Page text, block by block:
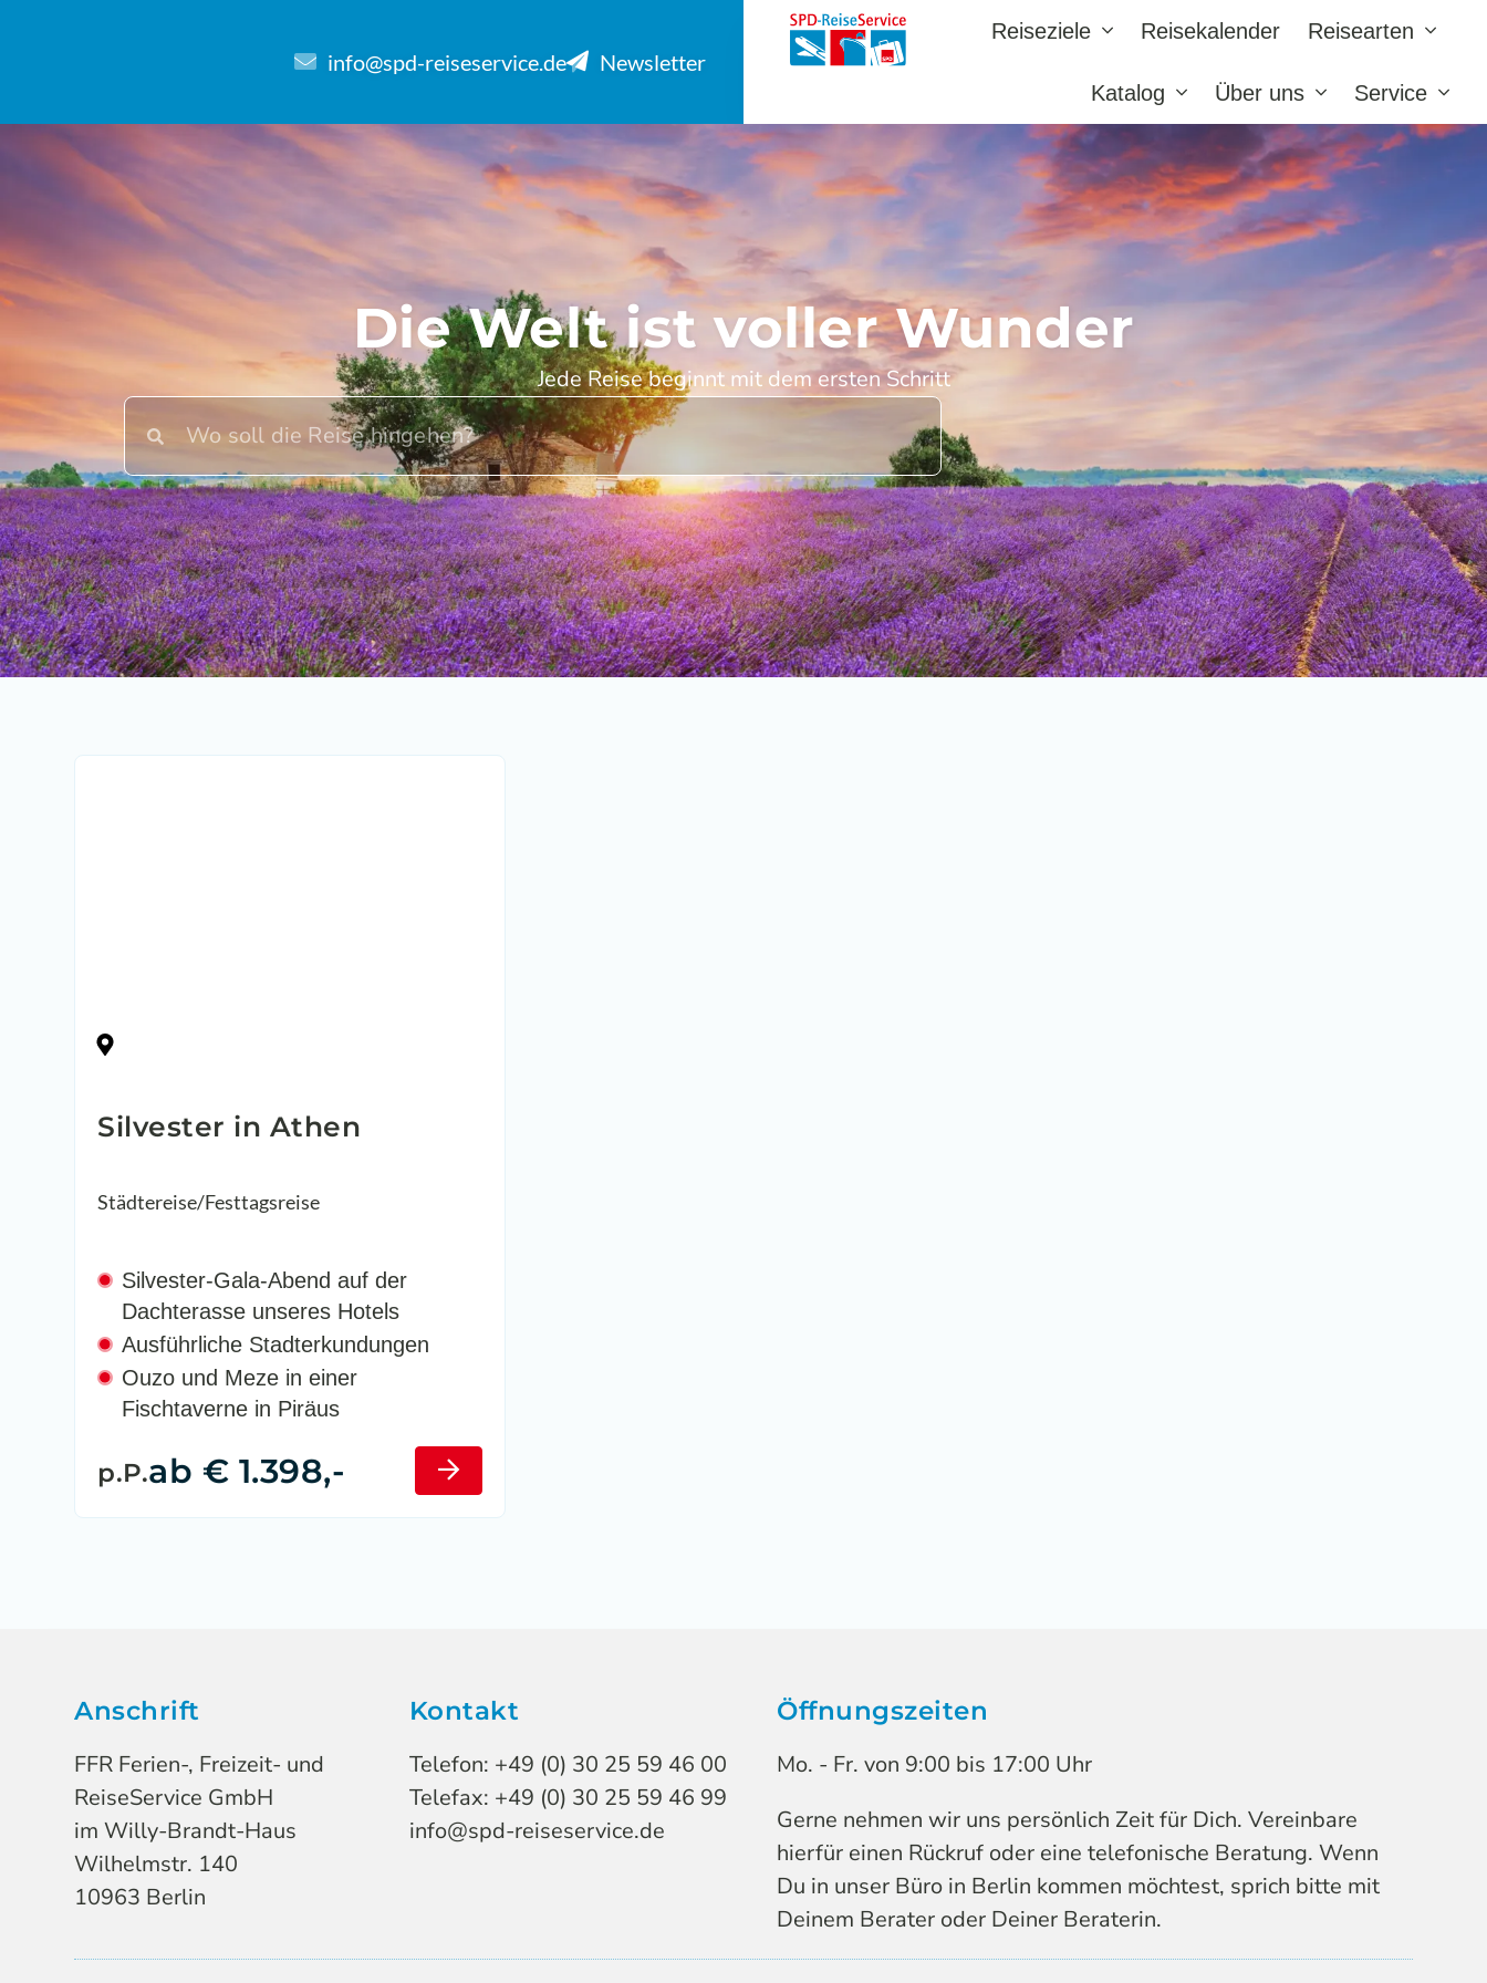
info@spd-reiseservice.de Newsletter
Reiseziele Reisekalender Reisearten
Katalog Über uns Service
Die Welt ist voller Wunder
Jede Reise beginnt mit dem ersten Schritt
Silvester in Athen
Städtereise/Festtagsreise
Silvester-Gala-Abend auf der
Dachterasse unseres Hotels
Ausführliche Stadterkundungen
Ouzo und Meze in einer
Fischtaverne in Piräus
p.P.ab € 1.398,-
Anschrift
FFR Ferien-, Freizeit- und
ReiseService GmbH
im Willy-Brandt-Haus
Wilhelmstr. 140
10963 Berlin
Kontakt
Telefon: +49 (0) 30 25 59 46 00
Telefax: +49 (0) 30 25 59 46 99
info@spd-reiseservice.de
Öffnungszeiten
Mo. - Fr. von 9:00 bis 17:00 Uhr
Gerne nehmen wir uns persönlich Zeit für Dich. Vereinbare
hierfür einen Rückruf oder eine telefonische Beratung. Wenn
Du in unser Büro in Berlin kommen möchtest, sprich bitte mit
Deinem Berater oder Deiner Beraterin.